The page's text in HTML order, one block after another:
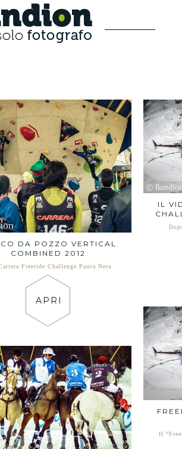
DA POZZO VERTICAL
COMBINED 2012
Freeride Challenge Punta Nera
APRI
IL
Il